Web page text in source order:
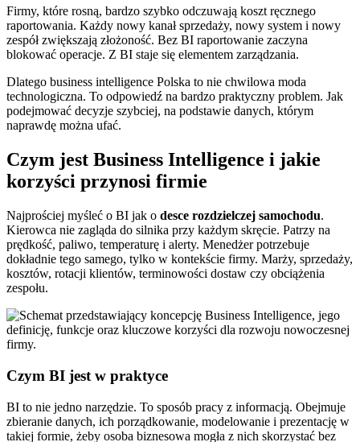
Firmy, które rosną, bardzo szybko odczuwają koszt ręcznego
raportowania. Każdy nowy kanał sprzedaży, nowy system i nowy
zespół zwiększają złożoność. Bez BI raportowanie zaczyna
blokować operacje. Z BI staje się elementem zarządzania.
Dlatego business intelligence Polska to nie chwilowa moda
technologiczna. To odpowiedź na bardzo praktyczny problem. Jak
podejmować decyzje szybciej, na podstawie danych, którym
naprawdę można ufać.
Czym jest Business Intelligence i jakie
korzyści przynosi firmie
Najprościej myśleć o BI jak o desce rozdzielczej samochodu.
Kierowca nie zagląda do silnika przy każdym skręcie. Patrzy na
prędkość, paliwo, temperaturę i alerty. Menedżer potrzebuje
dokładnie tego samego, tylko w kontekście firmy. Marży, sprzedaży,
kosztów, rotacji klientów, terminowości dostaw czy obciążenia
zespołu.
Czym BI jest w praktyce
BI to nie jedno narzędzie. To sposób pracy z informacją. Obejmuje
zbieranie danych, ich porządkowanie, modelowanie i prezentację w
takiej formie, żeby osoba biznesowa mogła z nich skorzystać bez